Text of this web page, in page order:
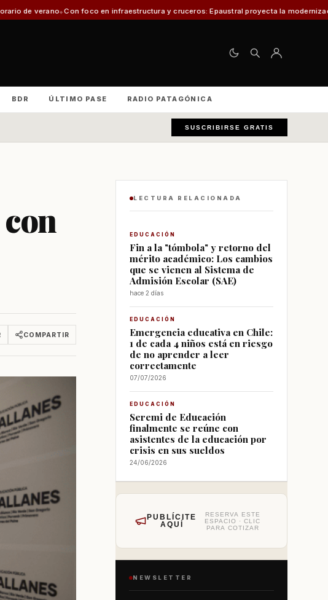
foco en infraestructura y cruceros: Epaustral proyecta la modernización portuaria para
BDR ÚLTIMO PASE RADIO PATAGÓNICA
SUSCRIBIRSE GRATIS
COMPARTIR
LECTURA RELACIONADA
EDUCACIÓN
Fin a la "tómbola" y retorno del
mérito académico: Los cambios
que se vienen al Sistema de
Admisión Escolar (SAE)
hace 2 días
EDUCACIÓN
Emergencia educativa en Chile:
1 de cada 4 niños está en riesgo
de no aprender a leer
correctamente
07/07/2026
EDUCACIÓN
Seremi de Educación
finalmente se reúne con
asistentes de la educación por
crisis en sus sueldos
24/06/2026
PUBLÍCITE
AQUÍ
RESERVA ESTE
ESPACIO · CLIC
PARA COTIZAR
NEWSLETTER